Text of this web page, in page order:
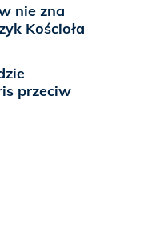
nie zna
Kościoła
przeciw